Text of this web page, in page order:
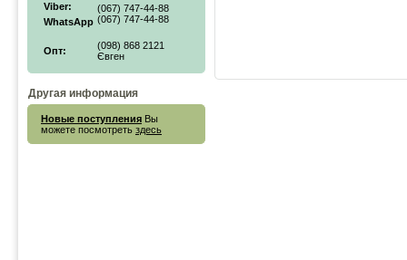
Viber:
WhatsApp
(067) 747-44-88
(067) 747-44-88
Опт:
(098) 868 2121
Євген
Другая информация
Новые поступления Вы
можете посмотреть здесь